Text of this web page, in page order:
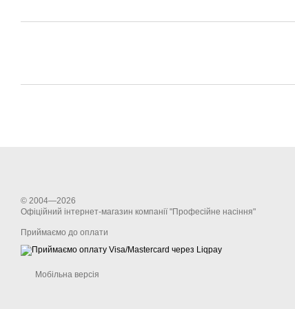
© 2004—2026
Офіційний інтернет-магазин компанії "Професійне насіння"
Приймаємо до оплати
Мобільна версія